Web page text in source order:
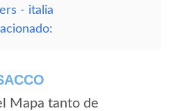
- italia
Mapa tanto de